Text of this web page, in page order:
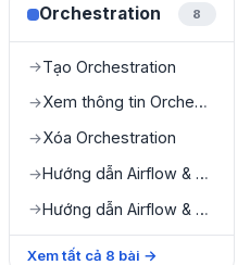
Orchestration 8
→Tạo Orchestration
→ Xem thông tin Orchestration
→Xóa Orchestration
→ Hướng dẫn Airflow & dbt
→ Hướng dẫn Airflow & My Workspace
Xem tất cả 8 bài →